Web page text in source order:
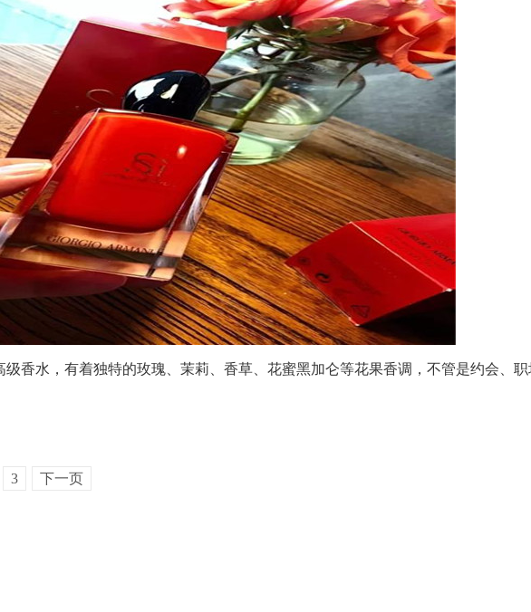
水，有着独特的玫瑰、茉莉、香草、花蜜黑加仑等花果香调，不管是约会、职
3 下一页